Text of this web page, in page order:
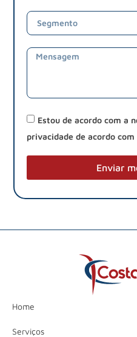
Estou de acordo com a
privacidade de acordo com
Enviar
Home
Serviços